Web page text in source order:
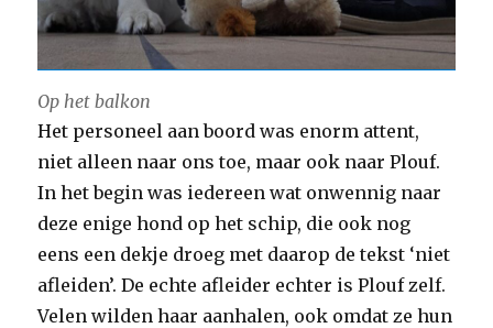
Op het balkon
Het personeel aan boord was enorm attent,
niet alleen naar ons toe, maar ook naar Plouf.
In het begin was iedereen wat onwennig naar
deze enige hond op het schip, die ook nog
eens een dekje droeg met daarop de tekst ‘niet
afleiden’. De echte afleider echter is Plouf zelf.
Velen wilden haar aanhalen, ook omdat ze hun